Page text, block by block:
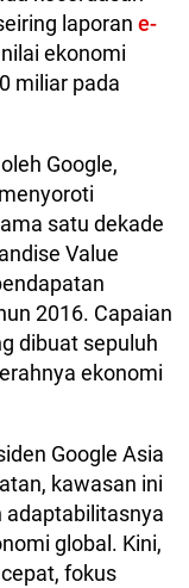
laporan e-
ekonomi
miliar pada
Google,
satu dekade
Value
2016. Capaian
dibuat sepuluh
ekonomi
Google Asia
kawasan ini
global. Kini,
fokus